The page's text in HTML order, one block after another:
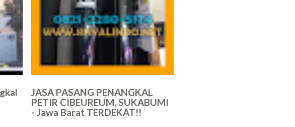
JASA PASANG PENANGKAL
PETIR CIBEUREUM, SUKABUMI
- Jawa Barat TERDEKAT!!